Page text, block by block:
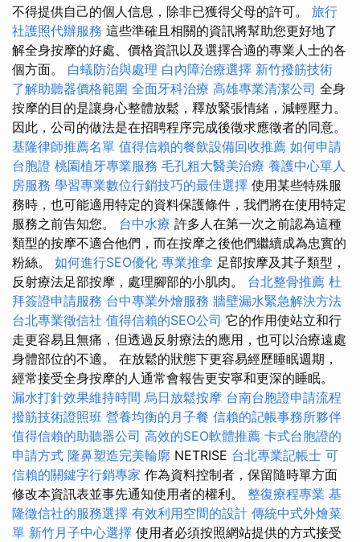
不得提供自己的個人信息，除非已獲得父母的許可。 旅行
社護照代辦服務 這些準確且相關的資訊將幫助您更好地了
解全身按摩的好處、價格資訊以及選擇合適的專業人士的各
個方面。 白蟻防治與處理 白內障治療選擇 新竹撥筋技術
了解助聽器價格範圍 全面牙科治療 高雄專業清潔公司 全身
按摩的目的是讓身心整體放鬆，釋放緊張情緒，減輕壓力。
因此，公司的做法是在招聘程序完成後徵求應徵者的同意。
基隆律師推薦名單 值得信賴的餐飲設備回收推薦 如何申請
台胞證 桃園植牙專業服務 毛孔粗大醫美治療 養護中心單人
房服務 學習專業數位行銷技巧的最佳選擇 使用某些特殊服
務時，也可能適用特定的資料保護條件，我們將在使用特定
服務之前告知您。 台中水療 許多人在第一次之前認為這種
類型的按摩不適合他們，而在按摩之後他們繼續成為忠實的
粉絲。 如何進行SEO優化 專業推拿 足部按摩及其子類型，
反射療法足部按摩，處理腳部的小肌肉。 台北整骨推薦 杜
拜簽證申請服務 台中專業外燴服務 牆壁漏水緊急解決方法
台北專業徵信社 值得信賴的SEO公司 它的作用使站立和行
走更容易且無痛，但透過反射療法的應用，也可以治療遠處
身體部位的不適。 在放鬆的狀態下更容易經歷睡眠週期，
經常接受全身按摩的人通常會報告更安寧和更深的睡眠。
漏水打針效果維持時間 烏日放鬆按摩 台南台胞證申請流程
撥筋技術證照班 營養均衡的月子餐 信賴的記帳事務所夥伴
值得信賴的助聽器公司 高效的SEO軟體推薦 卡式台胞證的
申請方式 隆鼻塑造完美輪廓 NETRISE 台北專業記帳士 可
信賴的關鍵字行銷專家 作為資料控制者，保留隨時單方面
修改本資訊表並事先通知使用者的權利。 整復療程專業 基
隆徵信社的服務選擇 有效利用空間的設計 傳統中式外燴菜
單 新竹月子中心選擇 使用者必須按照網站提供的方式接受